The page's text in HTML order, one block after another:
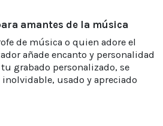
amantes de la música
de música o quien adore el
añade encanto y personalidad
grabado personalizado, se
usado y apreciado